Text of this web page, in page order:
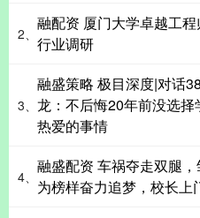
2、
融配资 厦门大学卓越工
行业调研
3、
融盛策略 极目深度|对话
龙：不后悔20年前没选
热爱的事情
4、
融盛配资 车祸夺走双腿
为榜样奋力追梦，校长上